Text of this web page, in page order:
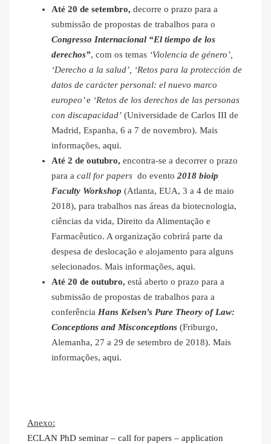
Até 20 de setembro, decorre o prazo para a
submissão de propostas de trabalhos para o
Congresso Internacional “El tiempo de los
derechos”, com os temas ‘Violencia de género’,
‘Derecho a la salud’, ‘Retos para la protección de
datos de carácter personal: el nuevo marco
europeo’e ‘Retos de los derechos de las personas
con discapacidad’ (Universidade de Carlos III de
Madrid, Espanha, 6 a 7 de novembro). Mais
informações, aqui.
Até 2 de outubro, encontra-se a decorrer o prazo
para a call for papers do evento 2018 bioip
Faculty Workshop (Atlanta, EUA, 3 a 4 de maio
2018), para trabalhos nas áreas da biotecnologia,
ciências da vida, Direito da Alimentação e
Farmacêutico. A organização cobrirá parte da
despesa de deslocação e alojamento para alguns
selecionados. Mais informações, aqui.
Até 20 de outubro, está aberto o prazo para a
submissão de propostas de trabalhos para a
conferência Hans Kelsen’s Pure Theory of Law:
Conceptions and Misconceptions (Friburgo,
Alemanha, 27 a 29 de setembro de 2018). Mais
informações, aqui.
Anexo:
ECLAN PhD seminar – call for papers – application